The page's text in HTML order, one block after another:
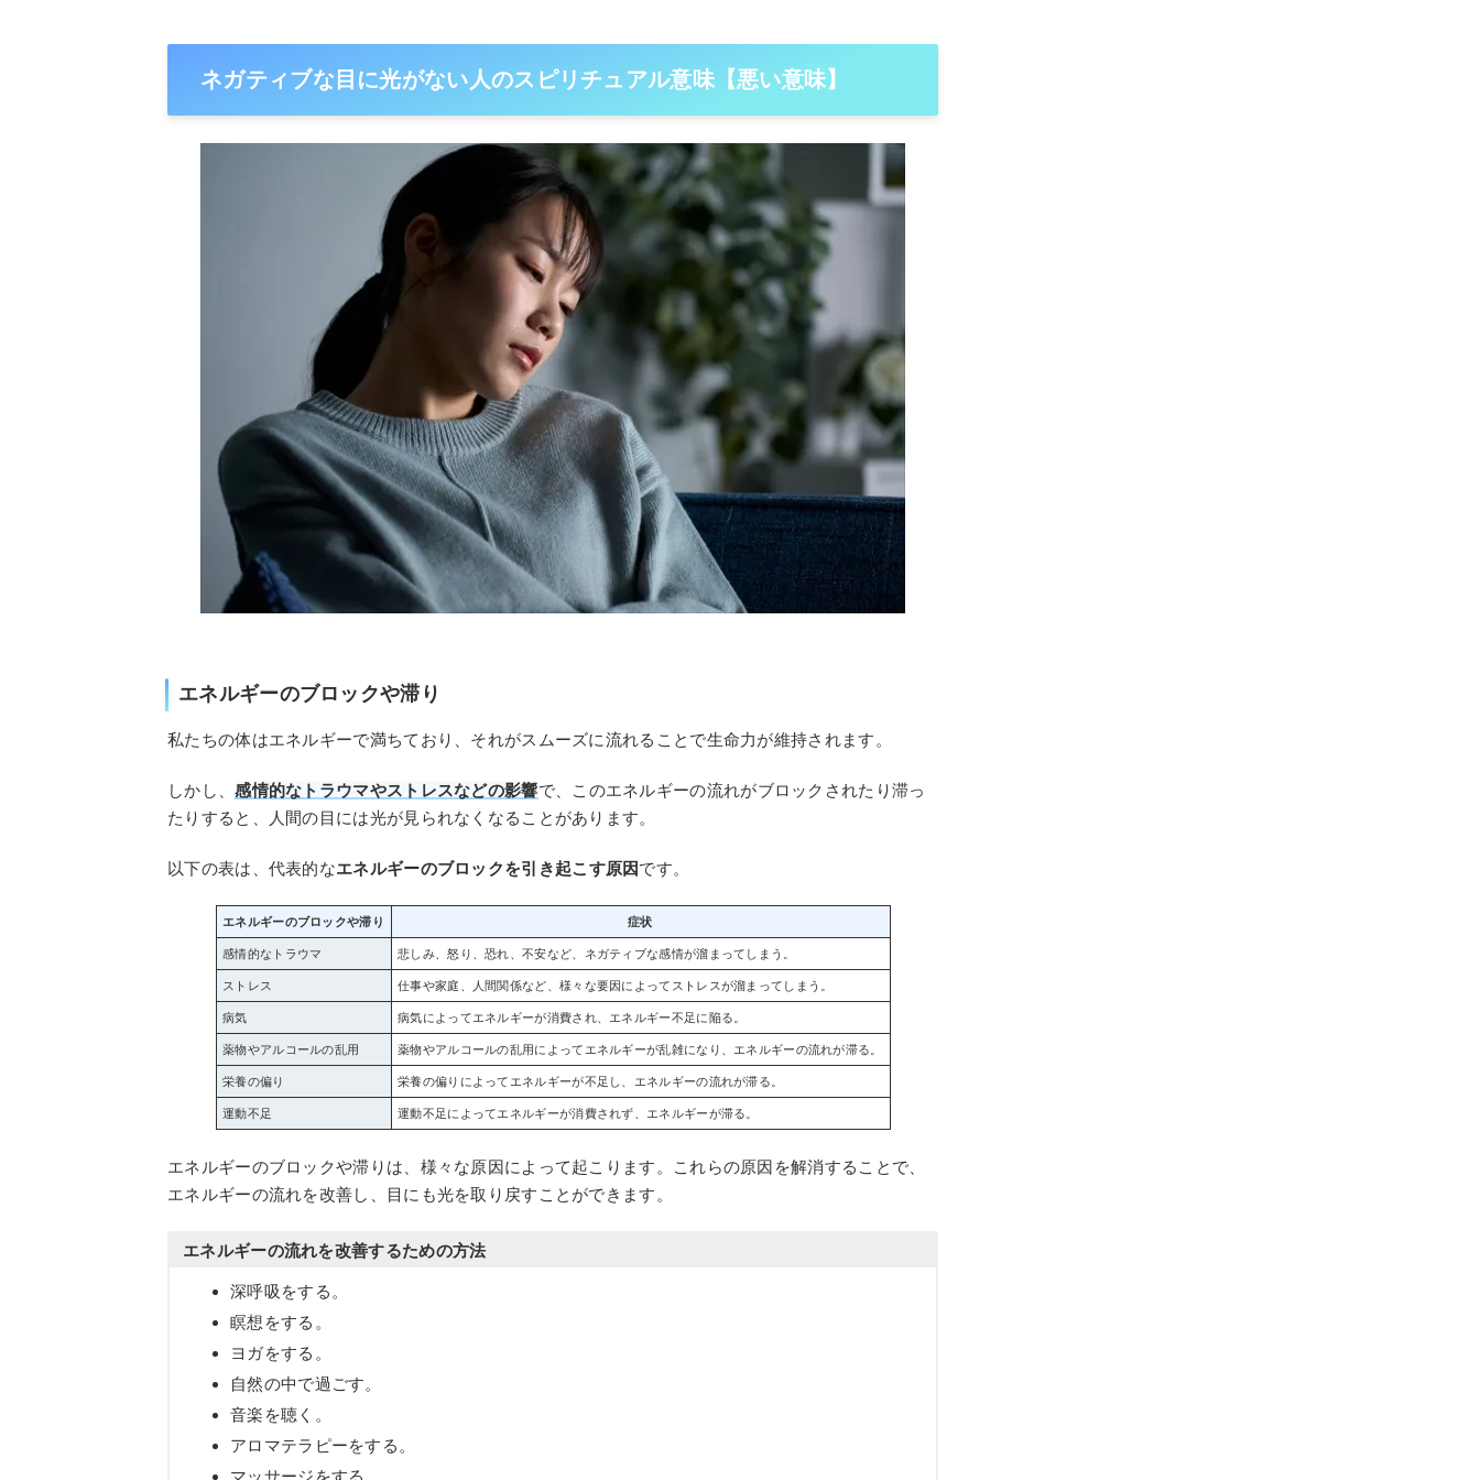
ネガティブな目に光がない人のスピリチュアル意味【悪い意味】
エネルギーのブロックや滞り
私たちの体はエネルギーで満ちており、それがスムーズに流れることで生命力が維持されます。
しかし、感情的なトラウマやストレスなどの影響で、このエネルギーの流れがブロックされたり滞っ
たりすると、人間の目には光が見られなくなることがあります。
以下の表は、代表的なエネルギーのブロックを引き起こす原因です。
エネルギーのブロックや滞り 症状
感情的なトラウマ 悲しみ、怒り、恐れ、不安など、ネガティブな感情が溜まってしまう。
ストレス 仕事や家庭、人間関係など、様々な要因によってストレスが溜まってしまう。
病気 病気によってエネルギーが消費され、エネルギー不足に陥る。
薬物やアルコールの乱用 薬物やアルコールの乱用によってエネルギーが乱雑になり、エネルギーの流れが滞る。
栄養の偏り 栄養の偏りによってエネルギーが不足し、エネルギーの流れが滞る。
運動不足 運動不足によってエネルギーが消費されず、エネルギーが滞る。
エネルギーのブロックや滞りは、様々な原因によって起こります。これらの原因を解消することで、
エネルギーの流れを改善し、目にも光を取り戻すことができます。
エネルギーの流れを改善するための方法
深呼吸をする。
瞑想をする。
ヨガをする。
自然の中で過ごす。
音楽を聴く。
アロマテラピーをする。